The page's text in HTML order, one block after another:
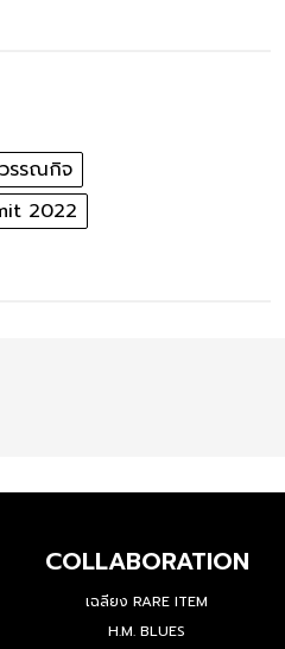
รรณกิจ
2022
COLLABORATION
เฉลียง RARE ITEM
H.M. BLUES